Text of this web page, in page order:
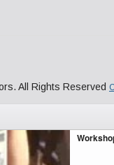
All Rights Reserved